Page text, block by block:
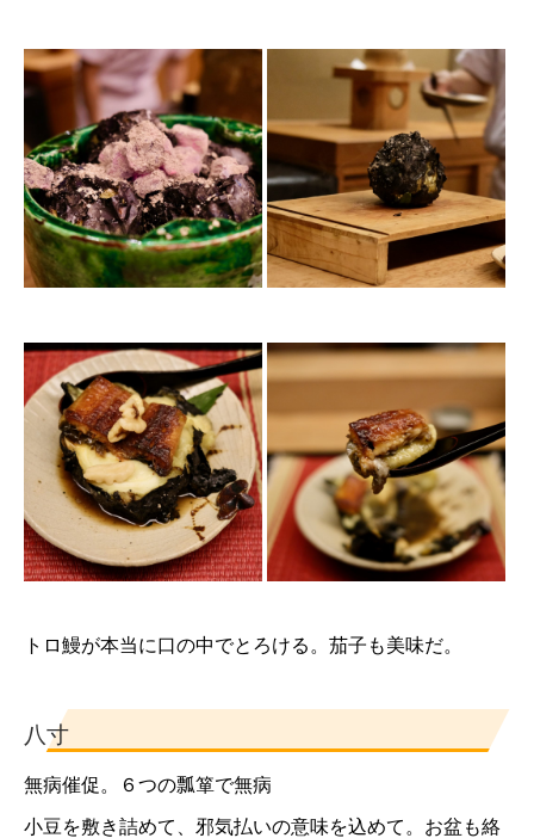
トロ鰻が本当に口の中でとろける。茄子も美味だ。
八寸
無病催促。６つの瓢箪で無病
小豆を敷き詰めて、邪気払いの意味を込めて。お盆も絡